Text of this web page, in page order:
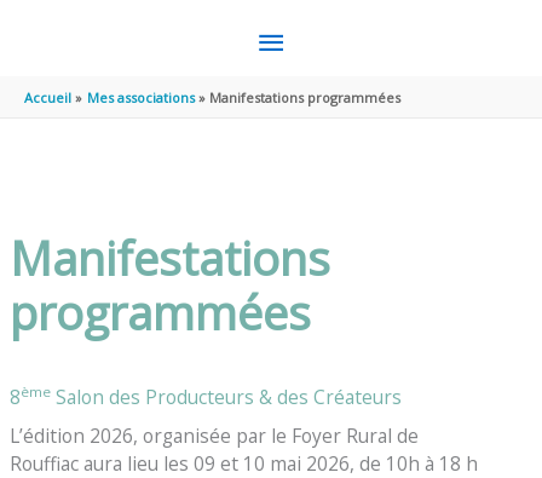
MENU
PRINCIPAL
Accueil Mes associations Manifestations programmées
Manifestations
programmées
8ème Salon des Producteurs & des Créateurs
L’édition 2026, organisée par le Foyer Rural de
Rouffiac aura lieu les 09 et 10 mai 2026, de 10h à 18 h